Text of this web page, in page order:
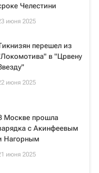
Челестини
июня 2025
перешел из
в "Црвену
июня 2025
Москве прошла
с Акинфеевым
Нагорным
июня 2025